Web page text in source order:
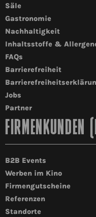
Säle
Gastronomie
Nachhaltigkeit
Inhaltsstoffe &
FAQs
Barrierefreiheit
Jobs
Partner
FIRMENKUNDEN
B2B Events
Werben im Kino
Firmengutscheine
Referenzen
Standorte